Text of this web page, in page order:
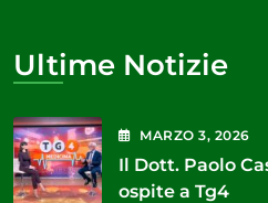
Ultime Notizie
MARZO3, 2026
Il Dott. Paolo
ospite a Tg4